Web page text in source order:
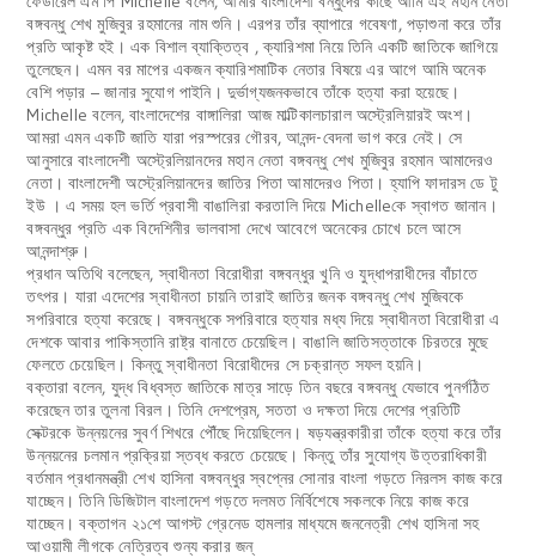
বঙ্গবন্ধু শেখ মুজিবুর রহমানের নাম শুনি। এরপর তাঁর ব্যাপারে গবেষণা, পড়াশুনা করে তাঁর
প্রতি আকৃষ্ট হই। এক বিশাল ব্যাক্তিত্ব , ক্যারিশমা নিয়ে তিনি একটি জাতিকে জাগিয়ে
তুলেছেন। এমন বর মাপের একজন ক্যারিশমাটিক নেতার বিষয়ে এর আগে আমি অনেক
বেশি পড়ার – জানার সুযোগ পাইনি। দুর্ভাগ্যজনকভাবে তাঁকে হত্যা করা হয়েছে।
Michelle বলেন, বাংলাদেশের বাঙ্গালিরা আজ মাল্টিকালচারাল অস্ট্রেলিয়ারই অংশ।
আমরা এমন একটি জাতি যারা পরস্পরের গৌরব, আনন্দ-বেদনা ভাগ করে নেই। সে
আনুসারে বাংলাদেশী অস্ট্রেলিয়ানদের মহান নেতা বঙ্গবন্ধু শেখ মুজিবুর রহমান আমাদেরও
নেতা। বাংলাদেশী অস্ট্রেলিয়ানদের জাতির পিতা আমাদেরও পিতা। হ্যাপি ফাদারস ডে টু
ইউ । এ সময় হল ভর্তি প্রবাসী বাঙালিরা করতালি দিয়ে Michelleকে স্বাগত জানান।
বঙ্গবন্ধুর প্রতি এক বিদেশিনীর ভালবাসা দেখে আবেগে অনেকের চোখে চলে আসে
আনন্দাশ্রু।
প্রধান অতিথি বলেছেন, স্বাধীনতা বিরোধীরা বঙ্গবন্ধুর খুনি ও যুদ্ধাপরাধীদের বাঁচাতে
তৎপর। যারা এদেশের স্বাধীনতা চায়নি তারাই জাতির জনক বঙ্গবন্ধু শেখ মুজিবকে
সপরিবারে হত্যা করেছে। বঙ্গবন্ধুকে সপরিবারে হত্যার মধ্য দিয়ে স্বাধীনতা বিরোধীরা এ
দেশকে আবার পাকিস্তানি রাষ্ট্র বানাতে চেয়েছিল। বাঙালি জাতিসত্তাকে চিরতরে মুছে
ফেলতে চেয়েছিল। কিন্তু স্বাধীনতা বিরোধীদের সে চক্রান্ত সফল হয়নি।
বক্তারা বলেন, যুদ্ধ বিধ্বস্ত জাতিকে মাত্র সাড়ে তিন বছরে বঙ্গবন্ধু যেভাবে পুনর্গঠিত
করেছেন তার তুলনা বিরল। তিনি দেশপ্রেম, সততা ও দক্ষতা দিয়ে দেশের প্রতিটি
সেক্টরকে উন্নয়নের সুবর্ণ শিখরে পৌঁছে দিয়েছিলেন। ষড়যন্ত্রকারীরা তাঁকে হত্যা করে তাঁর
উন্নয়নের চলমান প্রক্রিয়া স্তব্ধ করতে চেয়েছে। কিন্তু তাঁর সুযোগ্য উত্তরাধিকারী
বর্তমান প্রধানমন্ত্রী শেখ হাসিনা বঙ্গবন্ধুর স্বপ্নের সোনার বাংলা গড়তে নিরলস কাজ করে
যাচ্ছেন। তিনি ডিজিটাল বাংলাদেশ গড়তে দলমত নির্বিশেষে সকলকে নিয়ে কাজ করে
যাচ্ছেন। বক্তাগন ২১শে আগস্ট গ্রেনেড হামলার মাধ্যমে জননেত্রী শেখ হাসিনা সহ
আওয়ামী লীগকে নেত্রিত্ব শুন্য করার জন্